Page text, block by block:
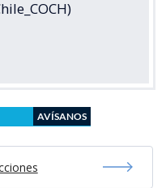
AVÍSANOS